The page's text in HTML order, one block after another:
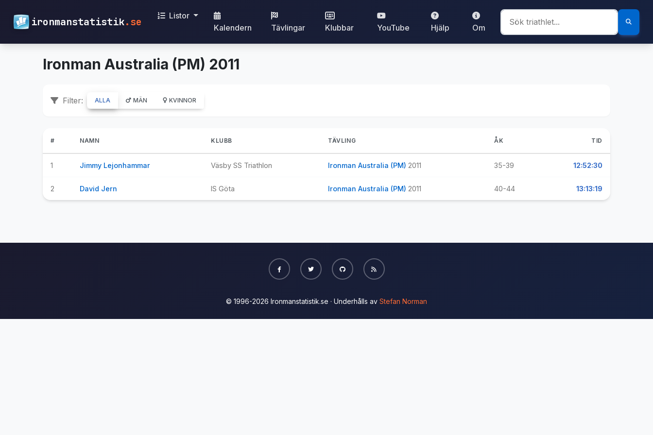
ironmanstatistik.se
Listor
Kalendern
Tävlingar Klubbar YouTube Hjälp Om
Ironman Australia (PM) 2011
Filter: ALLA MÄN KVINNOR
# NAMN KLUBB TÄVLING ÅK TID
1 Jimmy Lejonhammar Väsby SS Triathlon Ironman Australia (PM) 2011 35-39 12:52:30
2 David Jern IS Göta Ironman Australia (PM) 2011 40-44 13:13:19
© 1996-2026 Ironmanstatistik.se · Underhålls av Stefan Norman